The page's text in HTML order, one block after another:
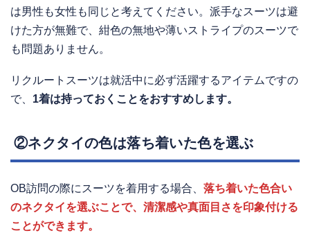
は男性も女性も同じと考えてください。派手なスーツは避
けた方が無難で、紺色の無地や薄いストライプのスーツで
も問題ありません。
リクルートスーツは就活中に必ず活躍するアイテムですの
で、 1着は持っておくことをおすすめします。
②ネクタイの色は落ち着いた色を選ぶ
OB訪問の際にスーツを着用する場合、 落ち着いた色合い
のネクタイを選ぶことで、清潔感や真面目さを印象付ける
ことができます。